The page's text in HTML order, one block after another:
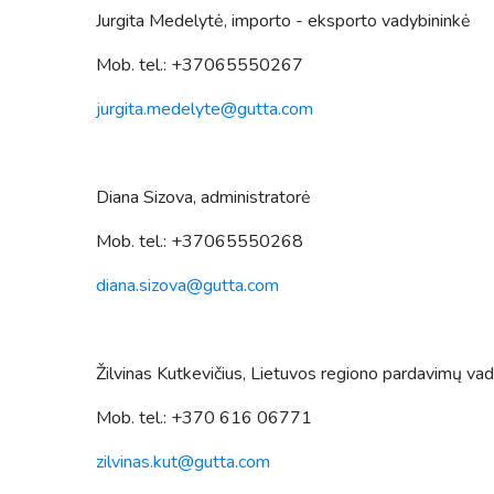
Jurgita Medelytė, importo - eksporto vadybininkė
Mob. tel.: +37065550267
jurgita.medelyte@gutta.com
Diana Sizova, administratorė
Mob. tel.: +37065550268
diana.sizova@gutta.com
Žilvinas Kutkevičius, Lietuvos regiono pardavimų
Mob. tel.: +370 616 06771
zilvinas.kut@gutta.com